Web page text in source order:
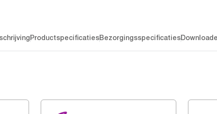
ProductspecificatiesBezorgingsspecificaties